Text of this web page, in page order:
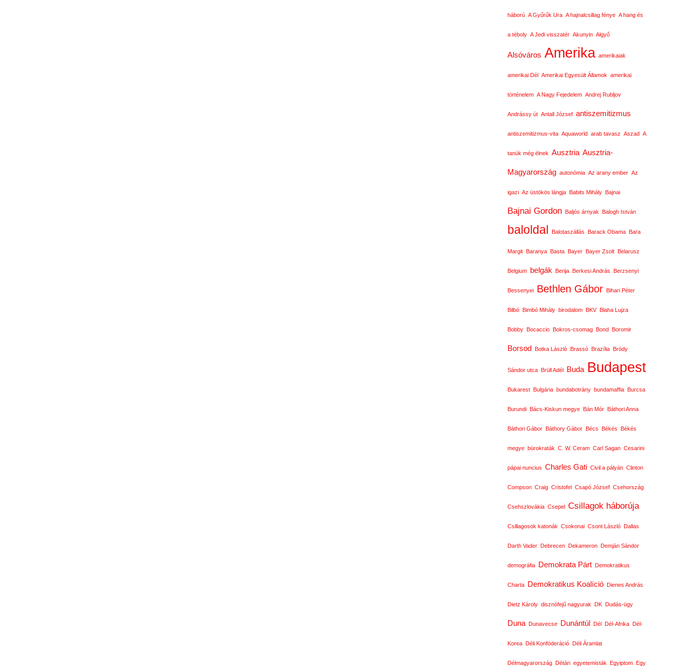
háború A Gyűrűk Ura A hajnalcsillag fénye A hang és
a téboly A Jedi visszatér Akunyin Algyő
Alsóváros Amerika amerikaiak
amerikai Dél Amerikai Egyesült Államok amerikai
történelem A Nagy Fejedelem Andrej Rubljov
Andrássy út Antall József antiszemitizmus
antiszemitizmus-vita Aquaworld arab tavasz Aszad A
tanúk még élnek Ausztria Ausztria-
Magyarország autonómia Az arany ember Az
igazi Az üstökös lángja Babits Mihály Bajnai
Bajnai Gordon Baljós árnyak Balogh István
baloldal Balotaszállás Barack Obama Bara
Margit Baranya Basta Bayer Bayer Zsolt Belarusz
Belgium belgák Berija Berkesi András Berzsenyi
Bessenyei Bethlen Gábor Bihari Péter
Bilbó Bimbó Mihály birodalom BKV Blaha Lujza
Bobby Bocaccio Bokros-csomag Bond Boromir
Borsod Botka László Brassó Brazília Bródy
Sándor utca Brüll Adél Buda Budapest
Bukarest Bulgária bundabotrány bundamaffia Burcsa
Burundi Bács-Kiskun megye Bán Mór Báthori Anna
Báthori Gábor Báthory Gábor Bécs Békés Békés
megye bürokraták C. W. Ceram Carl Sagan Cesarini
pápai nuncius Charles Gati Civil a pályán Clinton
Compson Craig Cristofel Csapó József Csehország
Csehszlovákia Csepel Csillagok háborúja
Csillagosok katonák Csokonai Csont László Dallas
Darth Vader Debrecen Dekameron Demján Sándor
demográfia Demokrata Párt Demokratikus
Charta Demokratikus Koalíció Dienes András
Dietz Károly disznófejű nagyurak DK Dudás-ügy
Duna Dunavecse Dunántúl Dél Dél-Afrika Dél-
Korea Déli Konföderáció Déli Áramlat
Délmagyarország Détári egyetemisták Egyiptom Egy